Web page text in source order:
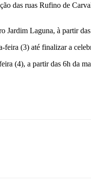
das ruas Rufino de
Jardim Laguna, à partir
feira (3) até finalizar a
(4), a partir das 6h da